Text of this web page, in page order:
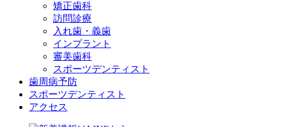
矯正歯科
訪問診療
入れ歯・義歯
インプラント
審美歯科
スポーツデンティスト
歯周病予防
スポーツデンティスト
アクセス